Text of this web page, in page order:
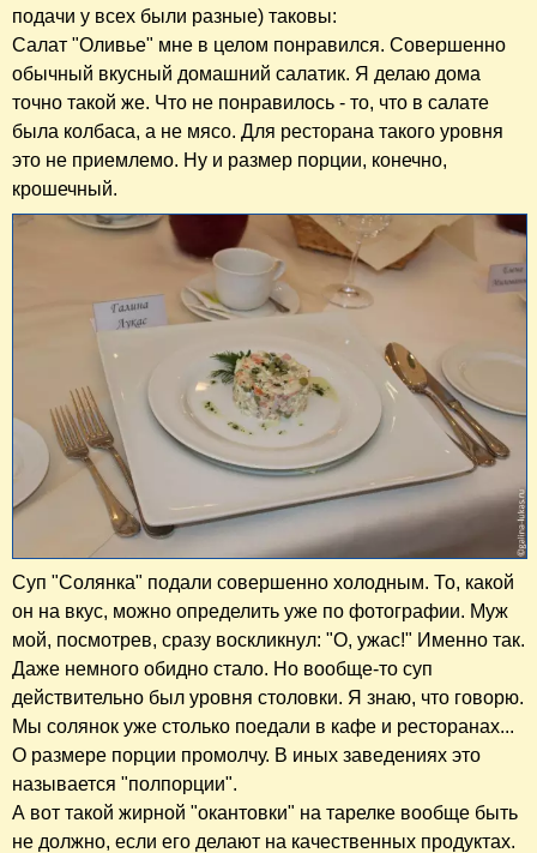
подачи у всех были разные) таковы:
Салат "Оливье" мне в целом понравился. Совершенно
обычный вкусный домашний салатик. Я делаю дома
точно такой же. Что не понравилось - то, что в салате
была колбаса, а не мясо. Для ресторана такого уровня
это не приемлемо. Ну и размер порции, конечно,
крошечный.
Суп "Солянка" подали совершенно холодным. То, какой
он на вкус, можно определить уже по фотографии. Муж
мой, посмотрев, сразу воскликнул: "О, ужас!" Именно так.
Даже немного обидно стало. Но вообще-то суп
действительно был уровня столовки. Я знаю, что говорю.
Мы солянок уже столько поедали в кафе и ресторанах...
О размере порции промолчу. В иных заведениях это
называется "полпорции".
А вот такой жирной "окантовки" на тарелке вообще быть
не должно, если его делают на качественных продуктах.